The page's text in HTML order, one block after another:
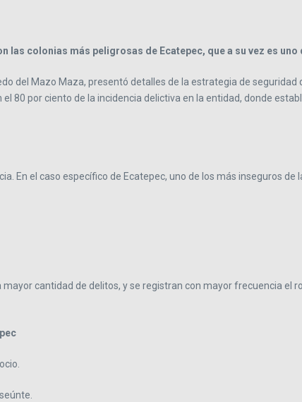
las colonias más peligrosas de Ecatepec, que a su vez es
del Mazo Maza, presentó detalles de la estrategia de
80 por ciento de la incidencia delictiva en la entidad, donde
En el caso específico de Ecatepec, uno de los más inseguros
cantidad de delitos, y se registran con mayor frecuencia el